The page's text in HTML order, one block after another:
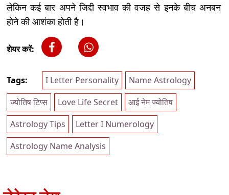
लेकिन कई बार अपने जिद्दी स्वभाव की वजह से इनके बीच अनबन
होने की आशंका होती है।
शेयर करें:
Tags: I Letter Personality
Name Astrology
ज्योतिष टिप्स
Love Life Secret
आई नेम ज्योतिष
Astrology Tips
Letter I Numerology
Astrology Name Analysis